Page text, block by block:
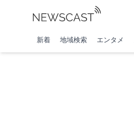
新着 地域検索 エンタメ